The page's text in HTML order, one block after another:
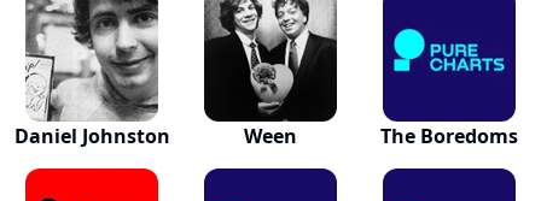
Daniel Johnston Ween The Boredoms